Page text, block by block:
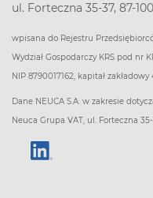
ul. Forteczna 35-37, 87-
wpisana do Rejestru
Wydział Gospodarczy KRS pod nr
NIP 8790017162, kapitał
Dane NEUCA S.A. w zakresie
Neuca Grupa VAT, ul. Forteczna